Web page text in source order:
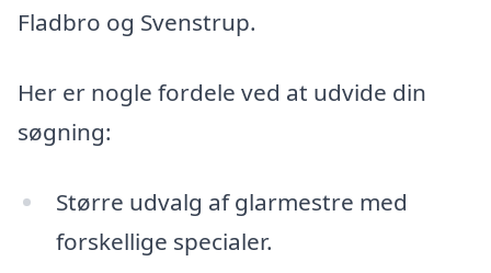
Fladbro og Svenstrup.
Her er nogle fordele ved at udvide din
søgning:
Større udvalg af glarmestre med
forskellige specialer.